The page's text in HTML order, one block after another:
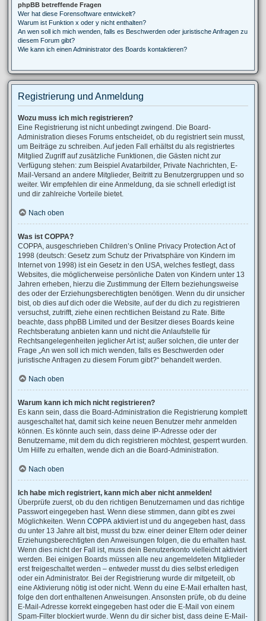
phpBB betreffende Fragen
Wer hat diese Forensoftware entwickelt?
Warum ist Funktion x oder y nicht enthalten?
An wen soll ich mich wenden, falls es Beschwerden oder juristische Anfragen zu
diesem Forum gibt?
Wie kann ich einen Administrator des Boards kontaktieren?
Registrierung und Anmeldung
Wozu muss ich mich registrieren?
Eine Registrierung ist nicht unbedingt zwingend. Die Board-
Administration dieses Forums entscheidet, ob du registriert sein musst,
um Beiträge zu schreiben. Auf jeden Fall erhältst du als registriertes
Mitglied Zugriff auf zusätzliche Funktionen, die Gästen nicht zur
Verfügung stehen: zum Beispiel Avatarbilder, Private Nachrichten, E-
Mail-Versand an andere Mitglieder, Beitritt zu Benutzergruppen und so
weiter. Wir empfehlen dir eine Anmeldung, da sie schnell erledigt ist
und dir zahlreiche Vorteile bietet.
Nach oben
Was ist COPPA?
COPPA, ausgeschrieben Children’s Online Privacy Protection Act of
1998 (deutsch: Gesetz zum Schutz der Privatsphäre von Kindern im
Internet von 1998) ist ein Gesetz in den USA, welches festlegt, dass
Websites, die möglicherweise persönliche Daten von Kindern unter 13
Jahren erheben, hierzu die Zustimmung der Eltern beziehungsweise
des oder der Erziehungsberechtigten benötigen. Wenn du dir unsicher
bist, ob dies auf dich oder die Website, auf der du dich zu registrieren
versuchst, zutrifft, ziehe einen rechtlichen Beistand zu Rate. Bitte
beachte, dass phpBB Limited und der Besitzer dieses Boards keine
Rechtsberatung anbieten kann und nicht die Anlaufstelle für
Rechtsangelegenheiten jeglicher Art ist; außer solchen, die unter der
Frage „An wen soll ich mich wenden, falls es Beschwerden oder
juristische Anfragen zu diesem Forum gibt?“ behandelt werden.
Nach oben
Warum kann ich mich nicht registrieren?
Es kann sein, dass die Board-Administration die Registrierung komplett
ausgeschaltet hat, damit sich keine neuen Benutzer mehr anmelden
können. Es könnte auch sein, dass deine IP-Adresse oder der
Benutzername, mit dem du dich registrieren möchtest, gesperrt wurden.
Um Hilfe zu erhalten, wende dich an die Board-Administration.
Nach oben
Ich habe mich registriert, kann mich aber nicht anmelden!
Überprüfe zuerst, ob du den richtigen Benutzernamen und das richtige
Passwort eingegeben hast. Wenn diese stimmen, dann gibt es zwei
Möglichkeiten. Wenn COPPA aktiviert ist und du angegeben hast, dass
du unter 13 Jahre alt bist, musst du bzw. einer deiner Eltern oder deiner
Erziehungsberechtigten den Anweisungen folgen, die du erhalten hast.
Wenn dies nicht der Fall ist, muss dein Benutzerkonto vielleicht aktiviert
werden. Bei einigen Boards müssen alle neu angemeldeten Mitglieder
erst freigeschaltet werden – entweder musst du dies selbst erledigen
oder ein Administrator. Bei der Registrierung wurde dir mitgeteilt, ob
eine Aktivierung nötig ist oder nicht. Wenn du eine E-Mail erhalten hast,
folge den dort enthaltenen Anweisungen. Ansonsten prüfe, ob du deine
E-Mail-Adresse korrekt eingegeben hast oder die E-Mail von einem
Spam-Filter blockiert wurde. Wenn du dir sicher bist, dass deine E-Mail-